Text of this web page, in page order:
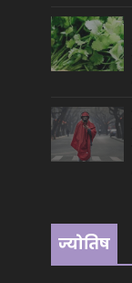
ज्योतिष